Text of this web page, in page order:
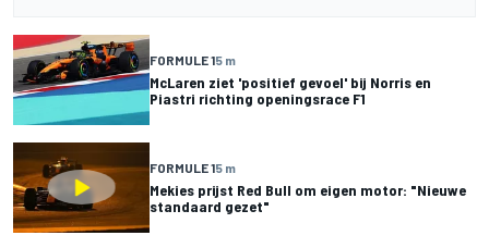
FORMULE 15 m
McLaren ziet 'positief gevoel' bij Norris en
Piastri richting openingsrace F1
FORMULE 15 m
Mekies prijst Red Bull om eigen motor: "Nieuwe
standaard gezet"